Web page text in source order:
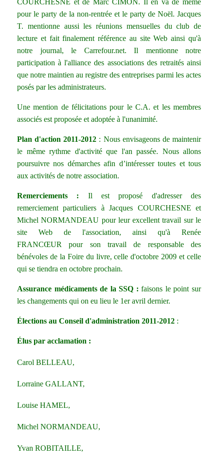
COURCHESNE et de Marc CIMON. Il en va de même
pour le party de la non-rentrée et le party de Noël. Jacques
T. mentionne aussi les réunions mensuelles du club de
lecture et fait finalement référence au site Web ainsi qu'à
notre journal, le Carrefour.net. Il mentionne notre
participation à l'alliance des associations des retraités ainsi
que notre maintien au registre des entreprises parmi les actes
posés par les administrateurs.
Une mention de félicitations pour le C.A. et les membres
associés est proposée et adoptée à l'unanimité.
Plan d'action 2011-2012 : Nous envisageons de maintenir
le même rythme d'activité que l'an passée. Nous allons
poursuivre nos démarches afin d’intéresser toutes et tous
aux activités de notre association.
Remerciements : Il est proposé d'adresser des
remerciement particuliers à Jacques COURCHESNE et
Michel NORMANDEAU pour leur excellent travail sur le
site Web de l'association, ainsi qu'à Renée
FRANCŒUR pour son travail de responsable des
bénévoles de la Foire du livre, celle d'octobre 2009 et celle
qui se tiendra en octobre prochain.
Assurance médicaments de la SSQ : faisons le point sur
les changements qui on eu lieu le 1er avril dernier.
Élections au Conseil d'administration 2011-2012 :
Élus par acclamation :
Carol BELLEAU,
Lorraine GALLANT,
Louise HAMEL,
Michel NORMANDEAU,
Yvan ROBITAILLE,